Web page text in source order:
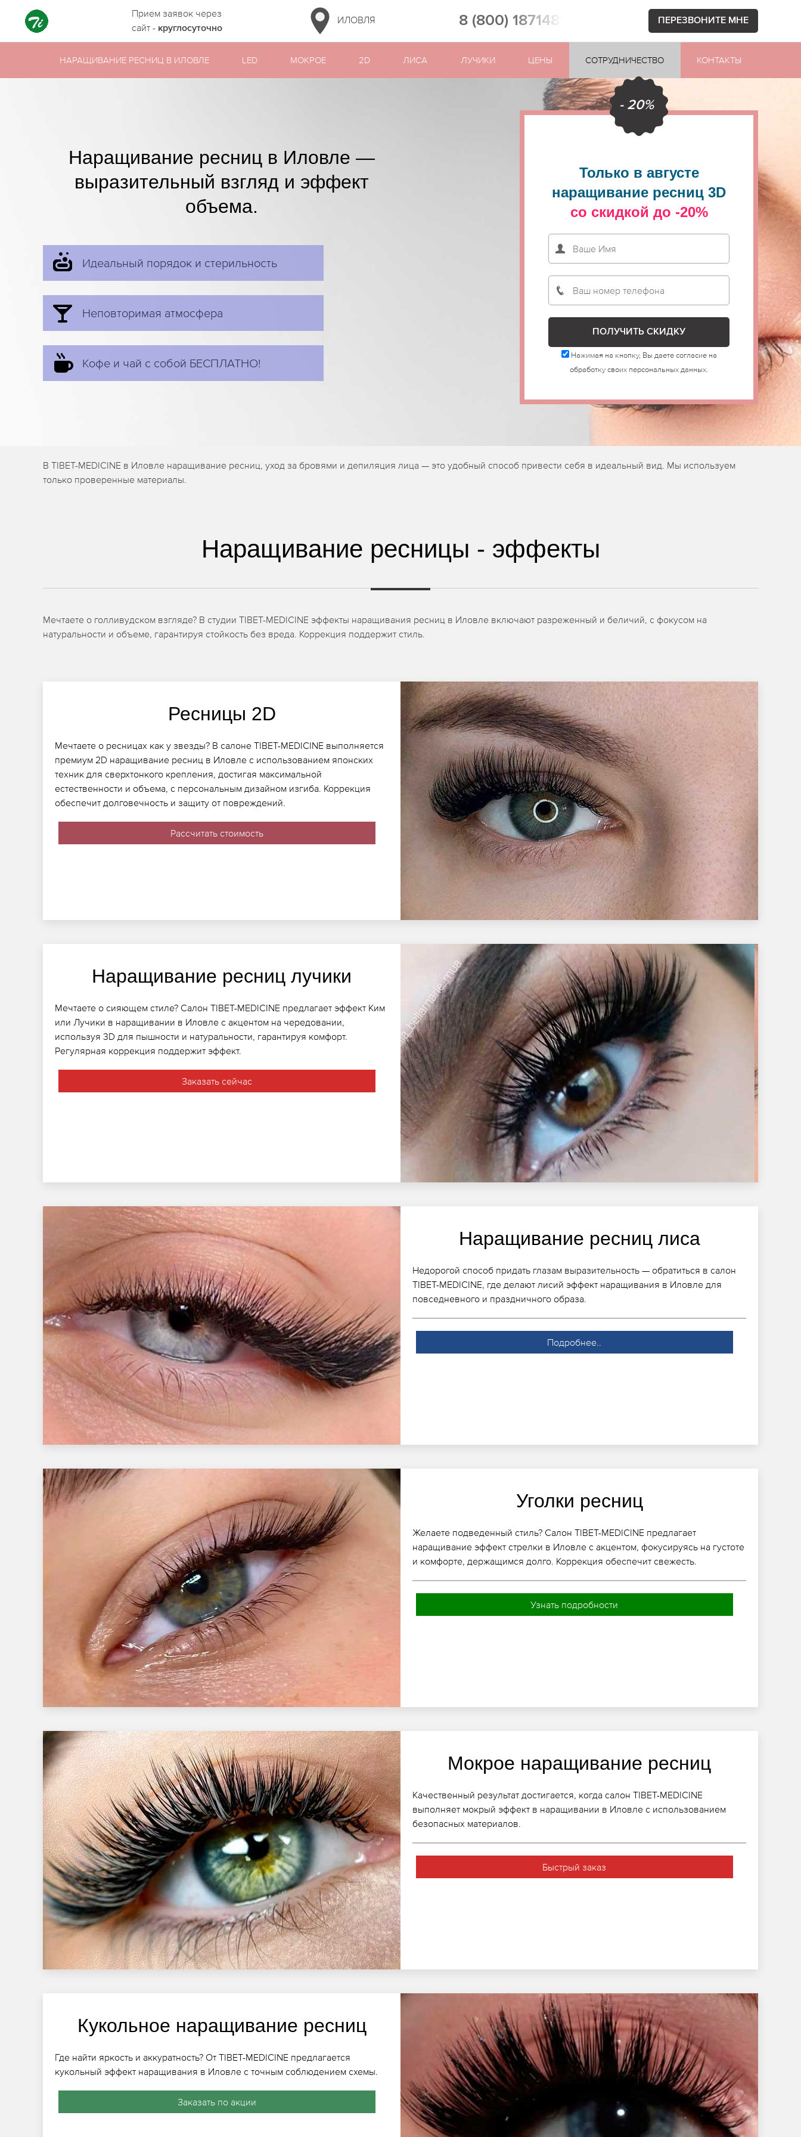
Прием заявок через
сайт - круглосуточно
ИЛОВЛЯ 8 (800) 1871481 ПЕРЕЗВОНИТЕ МНЕ
НАРАЩИВАНИЕ РЕСНИЦ В ИЛОВЛЕ LED МОКРОЕ 2D ЛИСА ЛУЧИКИ ЦЕНЫ СОТРУДНИЧЕСТВО КОНТАКТЫ
Наращивание ресниц в Иловле —
выразительный взгляд и эффект
объема.
Идеальный порядок и стерильность
Неповторимая атмосфера
Кофе и чай с собой БЕСПЛАТНО!
- 20%
Только в августе
наращивание ресниц 3D
со скидкой до -20%
Нажимая на кнопку, Вы даете согласие на
обработку своих персональных данных.
В TIBET-MEDICINE в Иловле наращивание ресниц, уход за бровями и депиляция лица — это удобный способ привести себя в идеальный вид. Мы используем
только проверенные материалы.
Наращивание ресницы - эффекты
Мечтаете о голливудском взгляде? В студии TIBET-MEDICINE эффекты наращивания ресниц в Иловле включают разреженный и беличий, с фокусом на
натуральности и объеме, гарантируя стойкость без вреда. Коррекция поддержит стиль.
Ресницы 2D
Мечтаете о ресницах как у звезды? В салоне TIBET-MEDICINE выполняется
премиум 2D наращивание ресниц в Иловле с использованием японских
техник для сверхтонкого крепления, достигая максимальной
естественности и объема, с персональным дизайном изгиба. Коррекция
обеспечит долговечность и защиту от повреждений.
Рассчитать стоимость
Наращивание ресниц лучики
Мечтаете о сияющем стиле? Салон TIBET-MEDICINE предлагает эффект Ким
или Лучики в наращивании в Иловле с акцентом на чередовании,
используя 3D для пышности и натуральности, гарантируя комфорт.
Регулярная коррекция поддержит эффект.
Заказать сейчас
Наращивание ресниц лиса
Недорогой способ придать глазам выразительность — обратиться в салон
TIBET-MEDICINE, где делают лисий эффект наращивания в Иловле для
повседневного и праздничного образа.
Подробнее..
Уголки ресниц
Желаете подведенный стиль? Салон TIBET-MEDICINE предлагает
наращивание эффект стрелки в Иловле с акцентом, фокусируясь на густоте
и комфорте, держащимся долго. Коррекция обеспечит свежесть.
Узнать подробности
Мокрое наращивание ресниц
Качественный результат достигается, когда салон TIBET-MEDICINE
выполняет мокрый эффект в наращивании в Иловле с использованием
безопасных материалов.
Быстрый заказ
Кукольное наращивание ресниц
Где найти яркость и аккуратность? От TIBET-MEDICINE предлагается
кукольный эффект наращивания в Иловле с точным соблюдением схемы.
Заказать по акции